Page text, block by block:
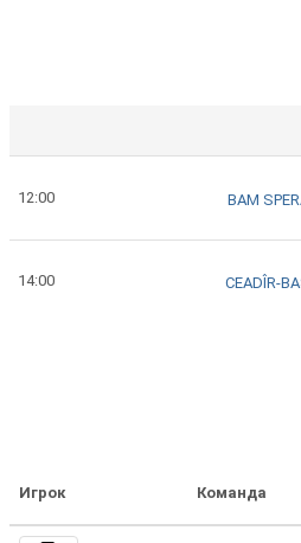
12:00 BAM
14:00 CEADÎR-
Игрок Команда